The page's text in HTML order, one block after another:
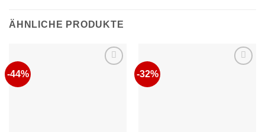
ÄHNLICHE PRODUKTE
-44% -32%